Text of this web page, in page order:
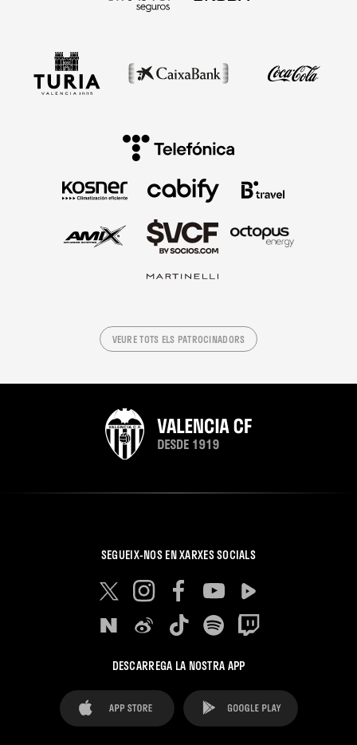
VEURE TOTS ELS PATROCINADORS
SEGUEIX-NOS EN XARXES SOCIALS
DESCARREGA LA NOSTRA APP